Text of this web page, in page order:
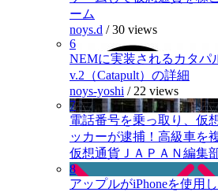
ーム
noys.d /30 views
6
NEMに実装されるカタパ
v.2（Catapult）の詳細
noys-yoshi / 22 views
7
電話番号を乗っ取り、仮
ッカーが逮捕！高級車を
仮想通貨ＪＡＰＡＮ編集
8
アップルがiPhoneを使用